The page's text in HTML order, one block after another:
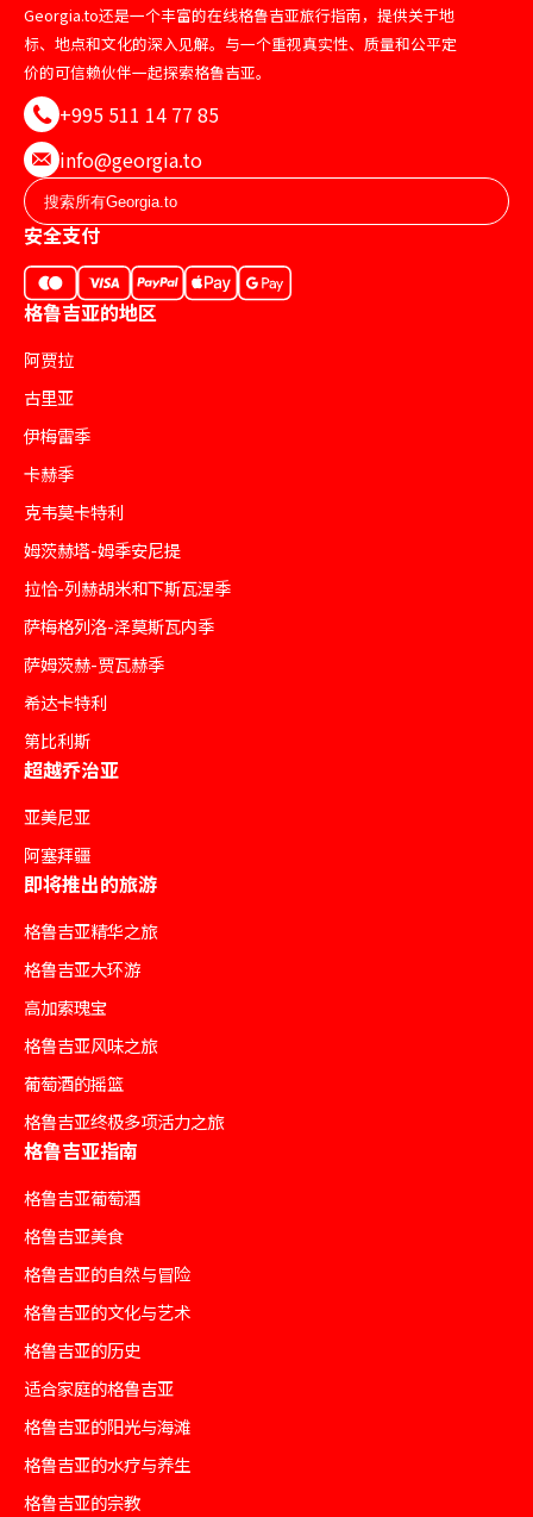
Georgia.to还是一个丰富的在线格鲁吉亚旅行指南，提供关于地
标、地点和文化的深入见解。与一个重视真实性、质量和公平定
价的可信赖伙伴一起探索格鲁吉亚。
+995 511 14 77 85
info@georgia.to
安全支付
格鲁吉亚的地区
阿贾拉
古里亚
伊梅雷季
卡赫季
克韦莫卡特利
姆茨赫塔-姆季安尼提
拉恰-列赫胡米和下斯瓦涅季
萨梅格列洛-泽莫斯瓦内季
萨姆茨赫-贾瓦赫季
希达卡特利
第比利斯
超越乔治亚
亚美尼亚
阿塞拜疆
即将推出的旅游
格鲁吉亚精华之旅
格鲁吉亚大环游
高加索瑰宝
格鲁吉亚风味之旅
葡萄酒的摇篮
格鲁吉亚终极多项活力之旅
格鲁吉亚指南
格鲁吉亚葡萄酒
格鲁吉亚美食
格鲁吉亚的自然与冒险
格鲁吉亚的文化与艺术
格鲁吉亚的历史
适合家庭的格鲁吉亚
格鲁吉亚的阳光与海滩
格鲁吉亚的水疗与养生
格鲁吉亚的宗教